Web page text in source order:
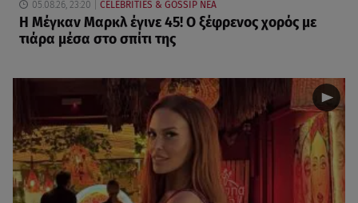
05.08.26, 23:20 CELEBRITIES & GOSSIP ΝΕΑ
Η Μέγκαν Μαρκλ έγινε 45! Ο ξέφρενος χορός με
τιάρα μέσα στο σπίτι της